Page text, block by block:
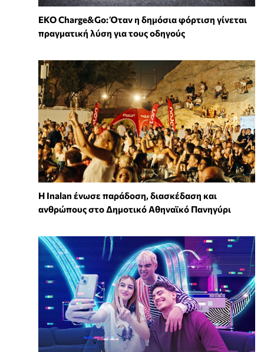
EKO Charge&Go: Όταν η δημόσια φόρτιση γίνεται
πραγματική λύση για τους οδηγούς
Η Inalan ένωσε παράδοση, διασκέδαση και
ανθρώπους στο Δημοτικό Αθηναϊκό Πανηγύρι